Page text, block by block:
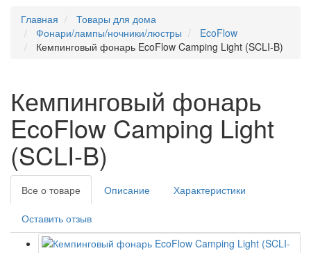
Главная
Товары для дома
Фонари/лампы/ночники/люстры
EcoFlow
Кемпинговый фонарь EcoFlow Camping Light (SCLI-B)
Кемпинговый фонарь
EcoFlow Camping Light
(SCLI-B)
Все о товаре Описание Характеристики
Оставить отзыв